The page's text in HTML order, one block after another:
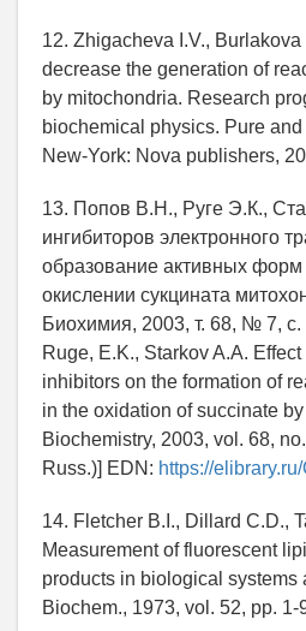
12. Zhigacheva I.V.,
decrease the generation of
by mitochondria. Research
biochemical physics. Pure
New-York: Nova publishers,
13. Попов В.Н., Руге Э.К.,
ингибиторов электронного
образование активных форм
окислении сукцината
Биохимия, 2003, т. 68, № 7, с.
Ruge, E.K., Starkov A.A.
inhibitors on the formation of
in the oxidation of succinate
Biochemistry, 2003, vol. 68,
Russ.)] EDN: https://
14. Fletcher B.I., Dillard C.D.,
Measurement of fluorescent
products in biological systems
Biochem., 1973, vol. 52, pp. 1-